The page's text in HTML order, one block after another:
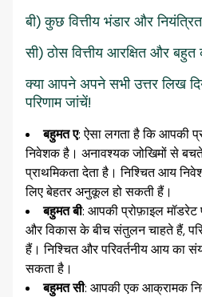
बी) कुछ वित्तीय भंडार और
सी) ठोस वित्तीय आरक्षित और
क्या आपने अपने सभी उत्तर लिख
परिणाम जांचें!
बहुमत ए: ऐसा लगता है कि आपकी
निवेशक है। अनावश्यक जोखिमों से बचते
प्राथमिकता देता है। निश्चित आय
लिए बेहतर अनुकूल हो सकती हैं।
बहुमत बी: आपकी प्रोफ़ाइल मॉडरेट
और विकास के बीच संतुलन चाहते हैं,
हैं। निश्चित और परिवर्तनीय आय का
सकता है।
बहुमत सी: आपकी एक आक्रामक